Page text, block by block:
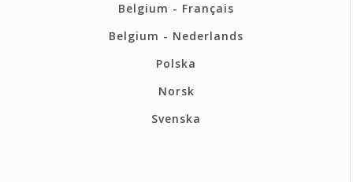
Belgium - Français
Belgium - Nederlands
Polska
Norsk
Svenska